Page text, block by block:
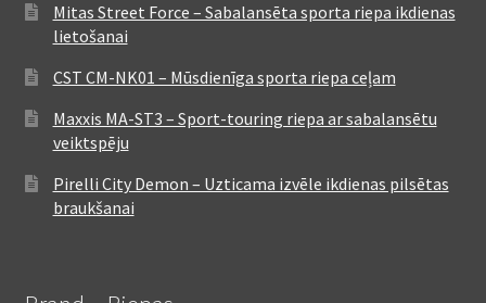
Mitas Street Force – Sabalansēta sporta riepa ikdienas
lietošanai
CST CM-NK01 – Mūsdienīga sporta riepa ceļam
Maxxis MA-ST3 – Sport-touring riepa ar sabalansētu
veiktspēju
Pirelli City Demon – Uzticama izvēle ikdienas pilsētas
braukšanai